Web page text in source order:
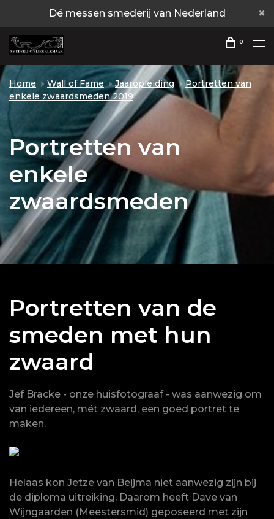
Dé messen smederij van Nederland
0
Home Wall of Fame Jaaropleiding
Portretten van
enkele zwaardsmeden 2019
Portretten van
enkele
zwaardsmeden
Portretten van de
smeden met hun
zwaard
Jef Bracke - onze huisfotograaf - was aanwezig om
van iedereen, mét zwaard, een goed portret te
maken.
Helaas kon Jetze van Beijma niet aanwezig zijn bij
de diploma uitreiking. Daarom heeft Dave van
Wijngaarden (Meestersmid) geposeerd met zijn